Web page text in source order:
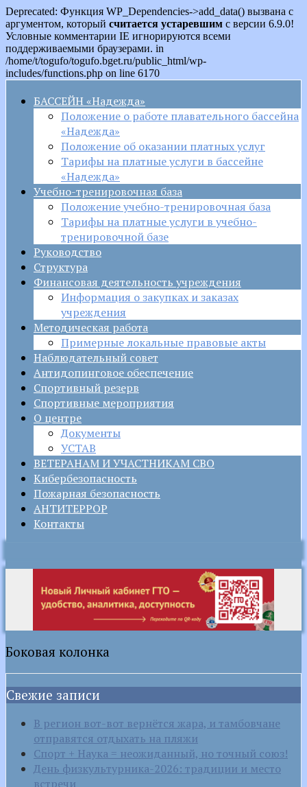
Deprecated: Функция WP_Dependencies->add_data() вызвана с
аргументом, который считается устаревшим с версии 6.9.0!
Условные комментарии IE игнорируются всеми
поддерживаемыми браузерами. in
/home/t/togufo/togufo.bget.ru/public_html/wp-
includes/functions.php on line 6170
БАССЕЙН «Надежда»
Положение о работе плавательного бассейна
«Надежда»
Положение об оказании платных услуг
Тарифы на платные услуги в бассейне
«Надежда»
Учебно-тренировочная база
Положение учебно-тренировочная база
Тарифы на платные услуги в учебно-
тренировочной базе
Руководство
Структура
Финансовая деятельность учреждения
Информация о закупках и заказах
учреждения
Методическая работа
Примерные локальные правовые акты
Наблюдательный совет
Антидопинговое обеспечение
Спортивный резерв
Спортивные мероприятия
О центре
Документы
УСТАВ
ВЕТЕРАНАМ И УЧАСТНИКАМ СВО
Кибербезопасность
Пожарная безопасность
АНТИТЕРРОР
Контакты
Боковая колонка
Свежие записи
В регион вот-вот вернётся жара, и тамбовчане
отправятся отдыхать на пляжи
Спорт + Наука = неожиданный, но точный союз!
День физкультурника-2026: традиции и место
встречи